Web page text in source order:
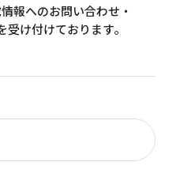
報へのお問い合わせ・
け付けております。